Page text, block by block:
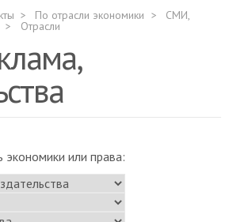
По отрасли экономики СМИ,
Отрасли
экономики или права: